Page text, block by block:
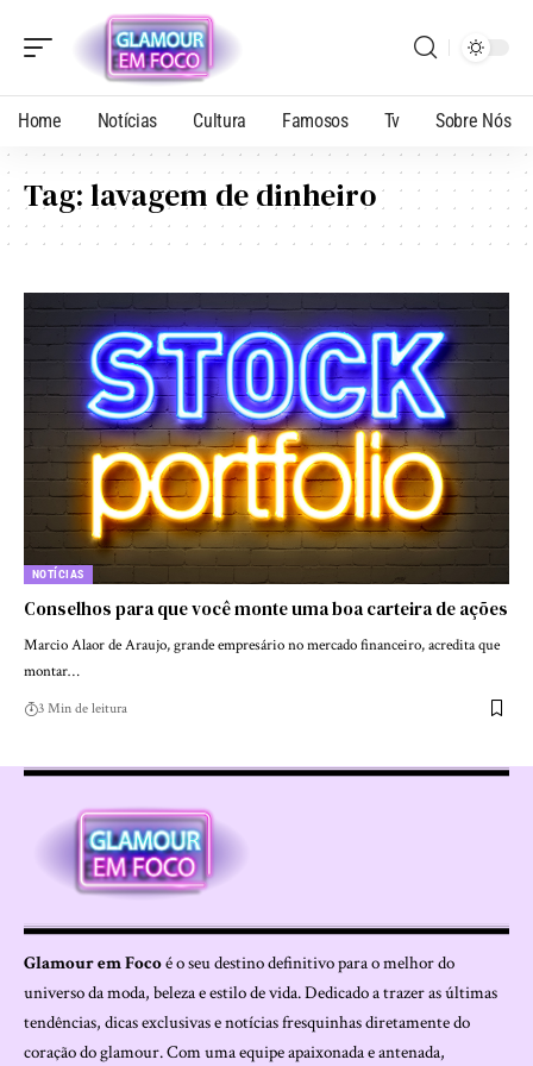
Home Notícias Cultura Famosos Tv Sobre Nós
Tag:lavagem de dinheiro
NOTÍCIAS
Conselhos para que você monte uma boa carteira de ações
Marcio Alaor de Araujo, grande empresário no mercado financeiro, acredita que
montar…
3 Min de leitura
Glamour em Focoé o seu destino definitivo para o melhor do
universo da moda, beleza e estilo de vida. Dedicado a trazer as últimas
tendências, dicas exclusivas e notícias fresquinhas diretamente do
coração do glamour. Com uma equipe apaixonada e antenada,